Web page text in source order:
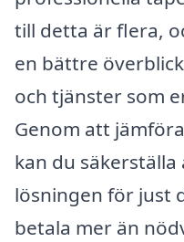
till detta är flera,
en bättre
och tjänster som
Genom att
kan du
lösningen för just
betala mer än